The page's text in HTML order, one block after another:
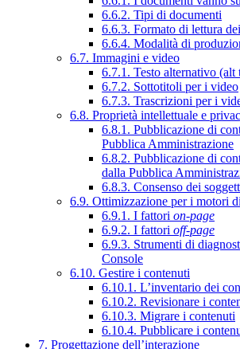
6.6.2. Tipi di documenti
6.6.3. Formato di lettura
6.6.4. Modalità di
6.7. Immagini e video
6.7.1. Testo alternativo
6.7.2. Sottotitoli per i video
6.7.3. Trascrizioni per i
6.8. Proprietà intellettuale e
6.8.1. Pubblicazione di
Pubblica Amministrazione
6.8.2. Pubblicazione di
dalla Pubblica
6.8.3. Consenso dei
6.9. Ottimizzazione per i motori
6.9.1. I fattori on-page
6.9.2. I fattori off-page
6.9.3. Strumenti di
Console
6.10. Gestire i contenuti
6.10.1. L’inventario dei
6.10.2. Revisionare i
6.10.3. Migrare i contenuti
6.10.4. Pubblicare i
7. Progettazione dell’interazione